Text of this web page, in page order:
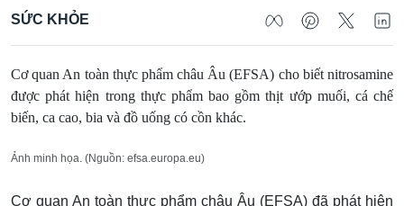
SỨC KHỎE
Cơ quan An toàn thực phẩm châu Âu (EFSA) cho biết nitrosamine
được phát hiện trong thực phẩm bao gồm thịt ướp muối, cá chế
biến, ca cao, bia và đồ uống có cồn khác.
Ảnh minh họa. (Nguồn: efsa.europa.eu)
Cơ quan An toàn thực phẩm châu Âu (EFSA) đã phát hiện